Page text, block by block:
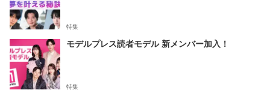
特集
モデルプレス読者モデル 新メンバー加入！
特集